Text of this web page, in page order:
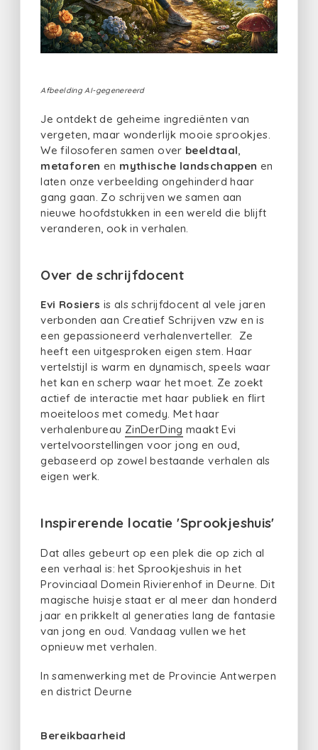
Afbeelding AI-gegenereerd
Je ontdekt de geheime ingrediënten van
vergeten, maar wonderlijk mooie sprookjes.
We filosoferen samen over beeldtaal,
metaforen en mythische landschappen en
laten onze verbeelding ongehinderd haar
gang gaan. Zo schrijven we samen aan
nieuwe hoofdstukken in een wereld die blijft
veranderen, ook in verhalen.
Over de schrijfdocent
Evi Rosiers is als schrijfdocent al vele jaren
verbonden aan Creatief Schrijven vzw en is
een gepassioneerd verhalenverteller. Ze
heeft een uitgesproken eigen stem. Haar
vertelstijl is warm en dynamisch, speels waar
het kan en scherp waar het moet. Ze zoekt
actief de interactie met haar publiek en flirt
moeiteloos met comedy. Met haar
verhalenbureau ZinDerDing maakt Evi
vertelvoorstellingen voor jong en oud,
gebaseerd op zowel bestaande verhalen als
eigen werk.
Inspirerende locatie 'Sprookjeshuis'
Dat alles gebeurt op een plek die op zich al
een verhaal is: het Sprookjeshuis in het
Provinciaal Domein Rivierenhof in Deurne. Dit
magische huisje staat er al meer dan honderd
jaar en prikkelt al generaties lang de fantasie
van jong en oud. Vandaag vullen we het
opnieuw met verhalen.
In samenwerking met de Provincie Antwerpen
en district Deurne
Bereikbaarheid